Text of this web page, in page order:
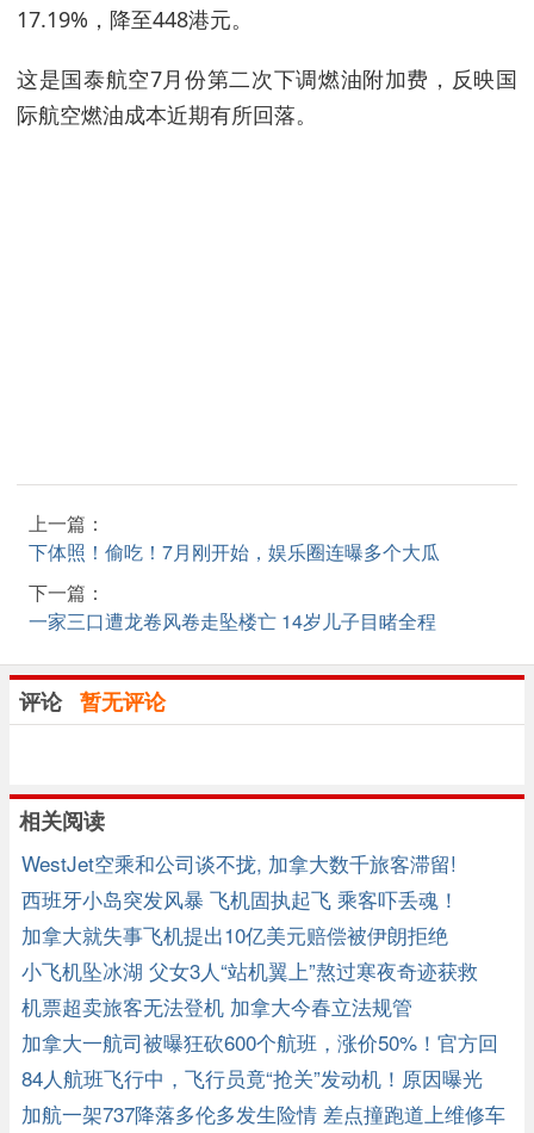
17.19%，降至448港元。
这是国泰航空7月份第二次下调燃油附加费，反映国
际航空燃油成本近期有所回落。
上一篇：
下体照！偷吃！7月刚开始，娱乐圈连曝多个大瓜
下一篇：
一家三口遭龙卷风卷走坠楼亡 14岁儿子目睹全程
评论 暂无评论
相关阅读
WestJet空乘和公司谈不拢, 加拿大数千旅客滞留!
西班牙小岛突发风暴 飞机固执起飞 乘客吓丢魂！
加拿大就失事飞机提出10亿美元赔偿被伊朗拒绝
小飞机坠冰湖 父女3人“站机翼上”熬过寒夜奇迹获救
机票超卖旅客无法登机 加拿大今春立法规管
加拿大一航司被曝狂砍600个航班，涨价50%！官方回
应了
84人航班飞行中，飞行员竟“抢关”发动机！原因曝光
加航一架737降落多伦多发生险情 差点撞跑道上维修车